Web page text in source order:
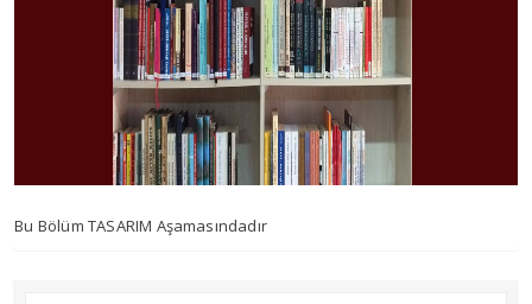
Bu Bölüm TASARIM Aşamasındadır